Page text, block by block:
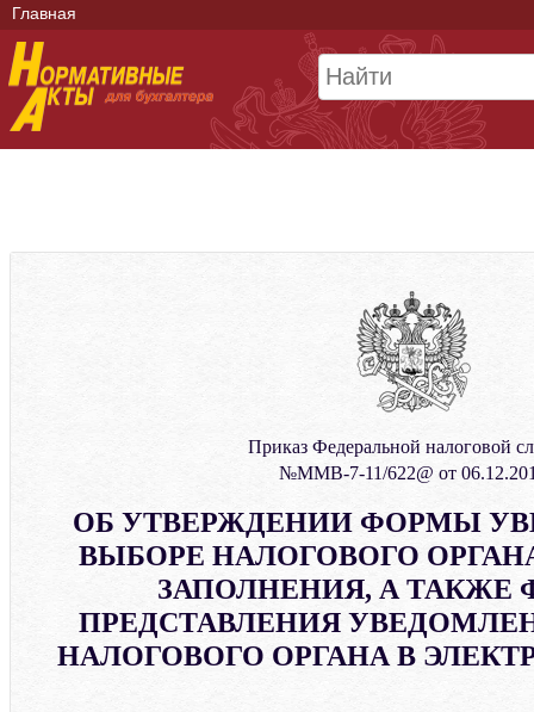
Главная
Приказ Федеральной налоговой
№ММВ-7-11/622@ от
ОБ УТВЕРЖДЕНИИ ФОРМЫ
ВЫБОРЕ НАЛОГОВОГО
ЗАПОЛНЕНИЯ, А ТАКЖЕ
ПРЕДСТАВЛЕНИЯ
НАЛОГОВОГО ОРГАНА В